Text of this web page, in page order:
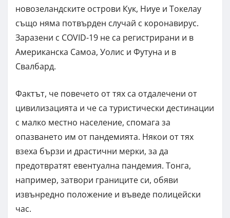
новозеландските острови Кук, Ниуе и Токелау
също няма потвърден случай с коронавирус.
Заразени с COVID-19 не са регистрирани и в
Американска Самоа, Уолис и Футуна и в
Свалбард.
Фактът, че повечето от тях са отдалечени от
цивилизацията и че са туристически дестинации
с малко местно население, спомага за
опазването им от пандемията. Някои от тях
взеха бързи и драстични мерки, за да
предотвратят евентуална пандемия. Тонга,
например, затвори границите си, обяви
извънредно положение и въведе полицейски
час.